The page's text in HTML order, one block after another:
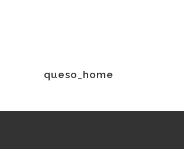
queso_home